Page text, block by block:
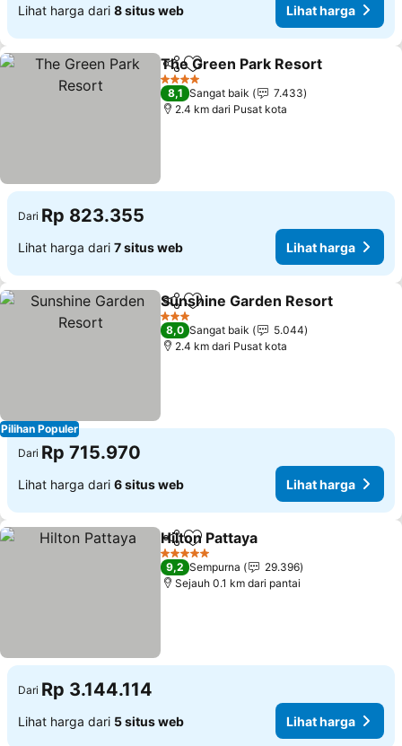
Lihat harga dari 8 situs web Lihat harga
BagikanTambahkan ke favorit
The Green Park Resort
4 Bintang
8,1 Sangat baik
7.433
2.4 km dari Pusat kota
Dari Rp 823.355
Lihat harga dari 7 situs web Lihat harga
Pilihan Populer
BagikanTambahkan ke favorit
Sunshine Garden Resort
3 Bintang
8,0 Sangat baik
5.044
2.4 km dari Pusat kota
Dari Rp 715.970
Lihat harga dari 6 situs web Lihat harga
BagikanTambahkan ke favorit
Hilton Pattaya
5 Bintang
9,2 Sempurna
29.396
Sejauh 0.1 km dari pantai
Dari Rp 3.144.114
Lihat harga dari 5 situs web Lihat harga